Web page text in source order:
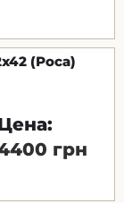
(Роса)
грн